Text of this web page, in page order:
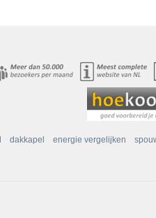
dakkapel energie vergelijken